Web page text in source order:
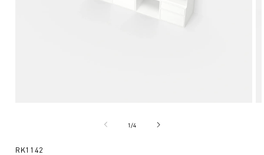
1/von
4
SKU:
RK1142